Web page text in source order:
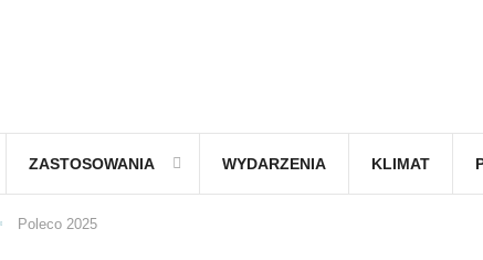
ZASTOSOWANIA WYDARZENIA KLIMAT
Poleco 2025